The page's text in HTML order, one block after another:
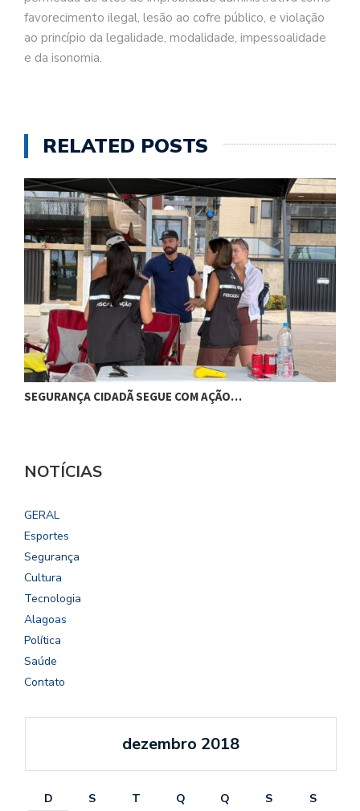
favorecimento ilegal, lesão ao cofre público, e violação
ao princípio da legalidade, modalidade, impessoalidade
e da isonomia.
RELATED POSTS
SEGURANÇA CIDADÃ SEGUE COM AÇÃO…
NOTÍCIAS
GERAL
Esportes
Segurança
Cultura
Tecnologia
Alagoas
Política
Saúde
Contato
dezembro 2018
D S T Q Q S
S